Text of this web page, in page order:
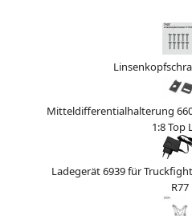
Mitteldifferentialhalterung
1:8 Top
Ladegerät 6939 für
R77